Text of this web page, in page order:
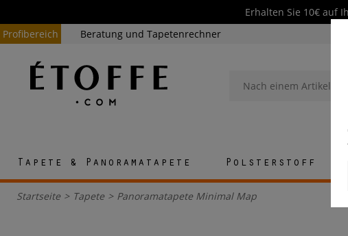
Erhalten Sie 10€ auf
Profibereich
Beratung und Tapetenrechner
Tapete & Panoramatapete Polsterstoff
Startseite > Tapete > Panoramatapete Minimal Map